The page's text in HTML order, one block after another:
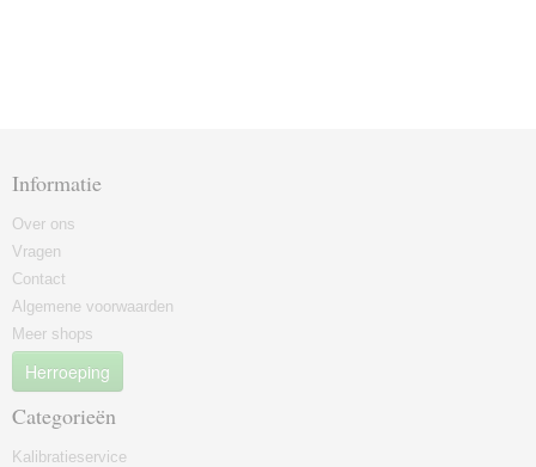
Informatie
Over ons
Vragen
Contact
Algemene voorwaarden
Meer shops
Herroeping
Categorieën
Kalibratieservice